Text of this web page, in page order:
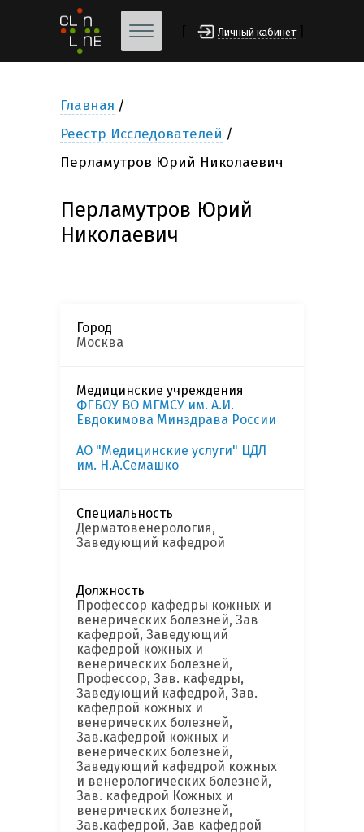
Личный кабинет
Главная
Реестр Исследователей
Перламутров Юрий Николаевич
Перламутров Юрий
Николаевич
Город
Москва
Медицинские учреждения
ФГБОУ ВО МГМСУ им. А.И.
Евдокимова Минздрава России
АО "Медицинские услуги" ЦДЛ
им. Н.А.Семашко
Специальность
Дерматовенерология,
Заведующий кафедрой
Должность
Профессор кафедры кожных и
венерических болезней, Зав
кафедрой, Заведующий
кафедрой кожных и
венерических болезней,
Профессор, Зав. кафедры,
Заведующий кафедрой, Зав.
кафедрой кожных и
венерических болезней,
Зав.кафедрой кожных и
венерических болезней,
Заведующий кафедрой кожных
и венерологических болезней,
Зав. кафедрой Кожных и
венерических болезней,
Зав.кафедрой, Зав кафедрой